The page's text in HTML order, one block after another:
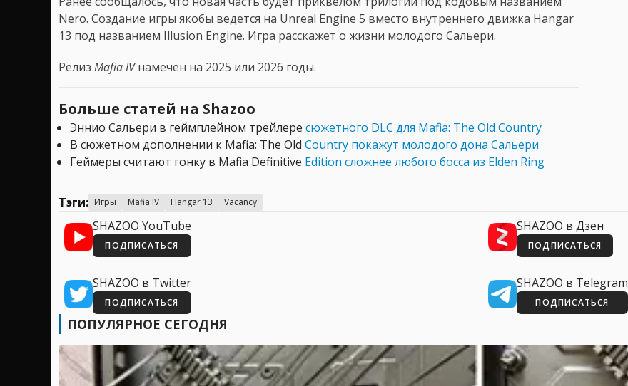
Nero. Создание игры якобы ведется на Unreal Engine 5 вместо внутреннего движка Hangar
13 под названием Illusion Engine. Игра расскажет о жизни молодого Сальери.
Релиз Mafia IVнамечен на 2025 или 2026 годы.
Больше статей на Shazoo
Эннио Сальери в геймплейном трейлере сюжетного DLC для Mafia: The Old Country
В сюжетном дополнении к Mafia: The Old Country покажут молодого дона Сальери
Геймеры считают гонку в Mafia Definitive Edition сложнее любого босса из Elden Ring
Тэги: Игры Mafia IV Hangar 13 Vacancy
SHAZOO YouTube
ПОДПИСАТЬСЯ
SHAZOO в Дзен
ПОДПИСАТЬСЯ
SHAZOO в Twitter
ПОДПИСАТЬСЯ
SHAZOO в Telegram
ПОДПИСАТЬСЯ
ПОПУЛЯРНОЕ СЕГОДНЯ